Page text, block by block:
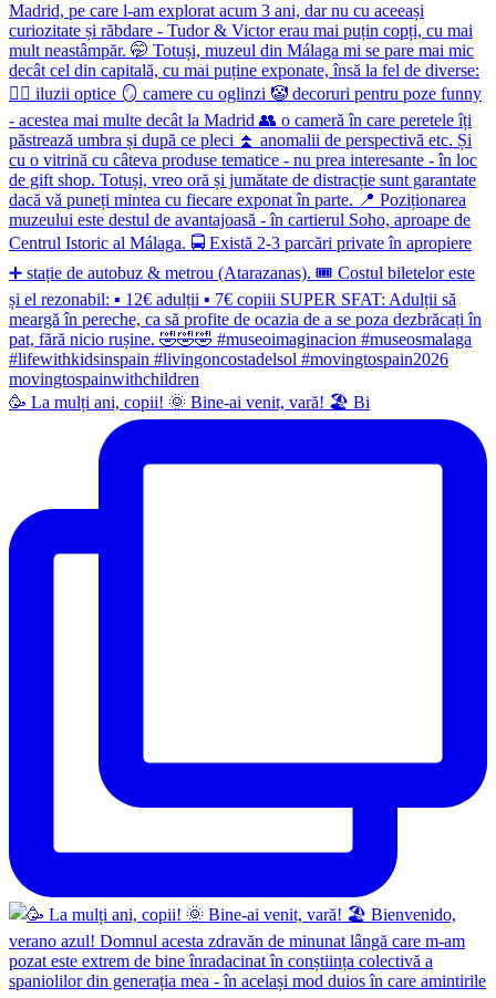
🥳 La mulți ani, copii! 🌞 Bine-ai venit, vară! 🏖 Bi